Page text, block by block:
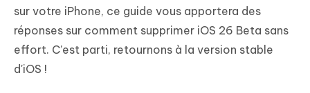
sur votre iPhone, ce guide vous apportera des
réponses sur comment supprimer iOS 26 Beta sans
effort. C’est parti, retournons à la version stable
d'iOS !